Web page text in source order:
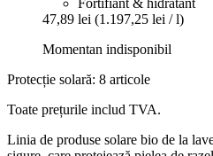
Fortifiant & hidratant
47,89 lei (1.197,25 lei / l)
Momentan indisponibil
Protecție solară: 8 articole
Toate prețurile includ TVA.
Linia de produse solare bio de la